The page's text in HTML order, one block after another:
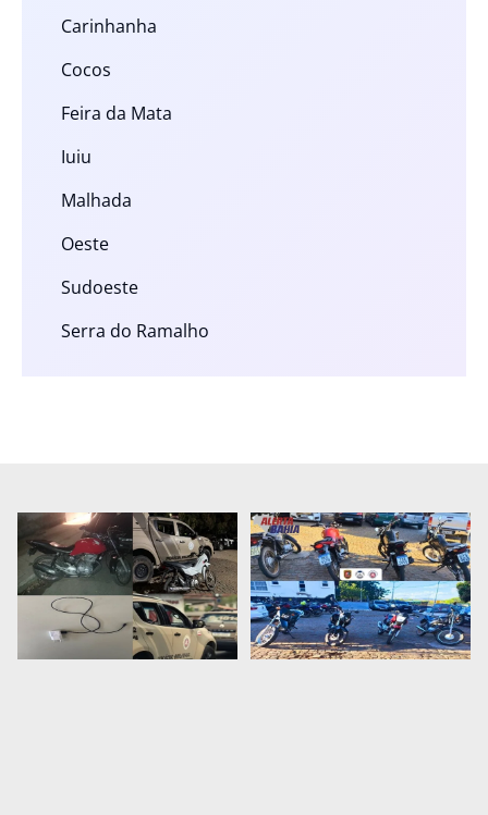
Carinhanha
Cocos
Feira da Mata
Iuiu
Malhada
Oeste
Sudoeste
Serra do Ramalho